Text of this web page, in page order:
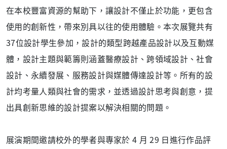
在本校豐富資源的幫助下，讓設計不僅止於功能，更包含
使用的創新性，帶來別具以往的使用體驗。本次展覽共有
37位設計學生參加，設計的類型跨越產品設計以及互動媒
體，設計主題與範籌則涵蓋醫療設計、跨領域設計、社會
設計、永續發展、服務設計與媒體傳達設計等。所有的設
計均考量人類與社會的需求，並透過設計思考與創意，提
出具創新思維的設計提案以解決相關的問題。
展演期間邀請校外的學者與專家於 4 月 29 日進行作品評